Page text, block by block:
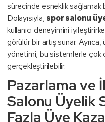
sürecinde esneklik sağlamak
Dolayısıyla, spor salonu
kullanıcı deneyimini
görülür bir artış sunar.
yönetimi, bu sistemlerle çok
gerçekleştirilebilir.
Pazarlama ve
Salonu Üyelik
Fazla Üye